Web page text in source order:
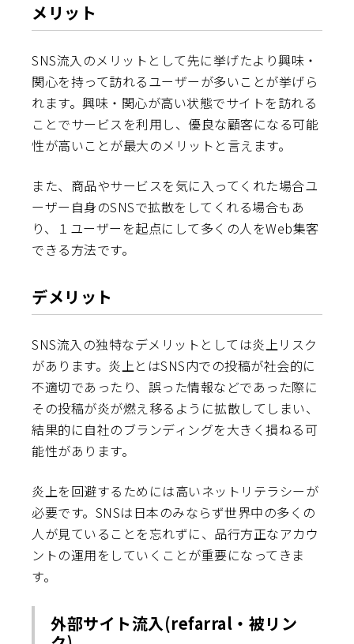
メリット
SNS流入のメリットとして先に挙げたより興味・
関心を持って訪れるユーザーが多いことが挙げら
れます。興味・関心が高い状態でサイトを訪れる
ことでサービスを利用し、優良な顧客になる可能
性が高いことが最大のメリットと言えます。
また、商品やサービスを気に入ってくれた場合ユ
ーザー自身のSNSで拡散をしてくれる場合もあ
り、１ユーザーを起点にして多くの人をWeb集客
できる方法です。
デメリット
SNS流入の独特なデメリットとしては炎上リスク
があります。炎上とはSNS内での投稿が社会的に
不適切であったり、誤った情報などであった際に
その投稿が炎が燃え移るように拡散してしまい、
結果的に自社のブランディングを大きく損ねる可
能性があります。
炎上を回避するためには高いネットリテラシーが
必要です。SNSは日本のみならず世界中の多くの
人が見ていることを忘れずに、品行方正なアカウ
ントの運用をしていくことが重要になってきま
す。
外部サイト流入(refarral・被リン